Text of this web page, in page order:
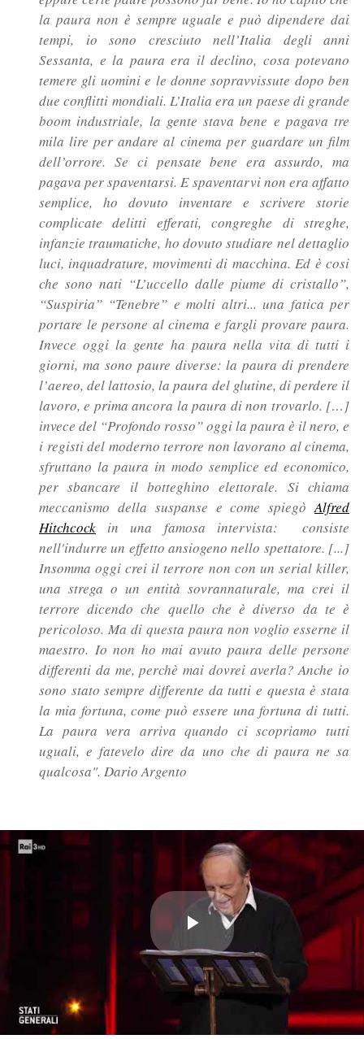
la paura non è sempre uguale e può dipendere dai
tempi, io sono cresciuto nell’Italia degli anni
Sessanta, e la paura era il declino, cosa potevano
temere gli uomini e le donne sopravvissute dopo ben
due conflitti mondiali. L’Italia era un paese di grande
boom industriale, la gente stava bene e pagava tre
mila lire per andare al cinema per guardare un film
dell’orrore. Se ci pensate bene era assurdo, ma
pagava per spaventarsi. E spaventarvi non era affatto
semplice, ho dovuto inventare e scrivere storie
complicate delitti efferati, congreghe di streghe,
infanzie traumatiche, ho dovuto studiare nel dettaglio
luci, inquadrature, movimenti di macchina. Ed è cosi
che sono nati “L’uccello dalle piume di cristallo”,
“Suspiria” “Tenebre” e molti altri... una fatica per
portare le persone al cinema e fargli provare paura.
Invece oggi la gente ha paura nella vita di tutti i
giorni, ma sono paure diverse: la paura di prendere
l’aereo, del lattosio, la paura del glutine, di perdere il
lavoro, e prima ancora la paura di non trovarlo. […]
invece del “Profondo rosso” oggi la paura è il nero, e
i registi del moderno terrore non lavorano al cinema,
sfruttano la paura in modo semplice ed economico,
per sbancare il botteghino elettorale. Si chiama
meccanismo della suspanse e come spiegòAlfred
Hitchcock in una famosa intervista: consiste
nell'indurre un effetto ansiogeno nello spettatore. [...]
Insomma oggi crei il terrore non con un serial killer,
una strega o un entità sovrannaturale, ma crei il
terrore dicendo che quello che è diverso da te è
pericoloso. Ma di questa paura non voglio esserne il
maestro. Io non ho mai avuto paura delle persone
differenti da me, perchè mai dovrei averla? Anche io
sono stato sempre differente da tutti e questa è stata
la mia fortuna, come può essere una fortuna di tutti.
La paura vera arriva quando ci scopriamo tutti
uguali, e fatevelo dire da uno che di paura ne sa
qualcosa". Dario Argento
Play
Video